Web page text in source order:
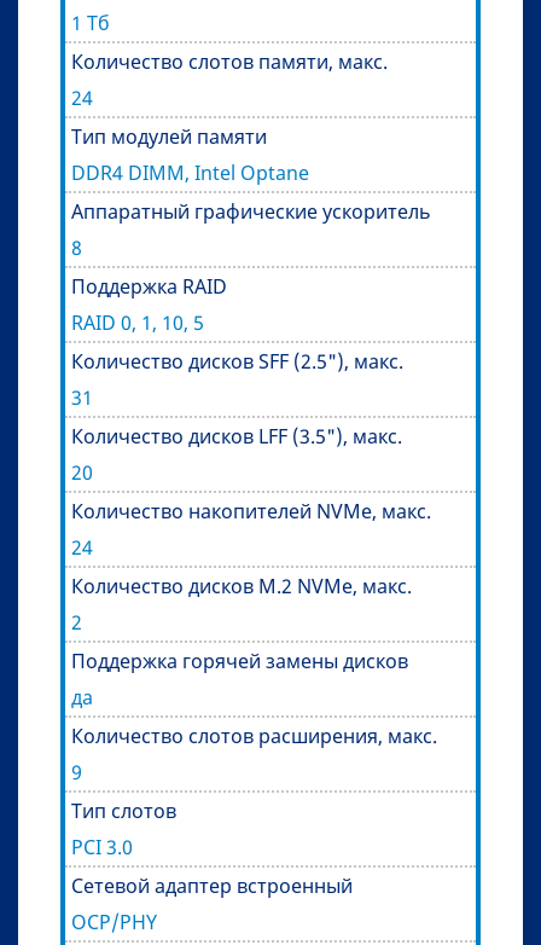
1 Тб
Количество слотов памяти, макс.
24
Тип модулей памяти
DDR4 DIMM, Intel Optane
Аппаратный графические ускоритель
8
Поддержка RAID
RAID 0, 1, 10, 5
Количество дисков SFF (2.5"), макс.
31
Количество дисков LFF (3.5"), макс.
20
Количество накопителей NVMe, макс.
24
Количество дисков М.2 NVMe, макс.
2
Поддержка горячей замены дисков
да
Количество слотов расширения, макс.
9
Тип слотов
PCI 3.0
Сетевой адаптер встроенный
OCP/PHY